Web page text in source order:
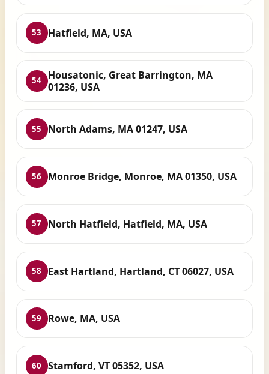
53 Hatfield, MA, USA
54 Housatonic, Great Barrington, MA
01236, USA
55 North Adams, MA 01247, USA
56 Monroe Bridge, Monroe, MA 01350, USA
57 North Hatfield, Hatfield, MA, USA
58 East Hartland, Hartland, CT 06027, USA
59 Rowe, MA, USA
60 Stamford, VT 05352, USA